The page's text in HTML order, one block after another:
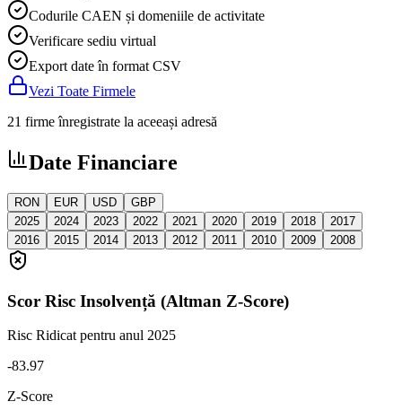
Codurile CAEN și domeniile de activitate
Verificare sediu virtual
Export date în format CSV
Vezi Toate Firmele
21 firme înregistrate la aceeași adresă
Date Financiare
RON EUR USD
GBP
2025
2024 2023 2022 2021 2020 2019 2018
2017
2016
2015 2014 2013 2012 2011 2010 2009 2008
Scor Risc Insolvență (Altman Z-Score)
Risc Ridicat pentru anul 2025
-83.97
Z-Score